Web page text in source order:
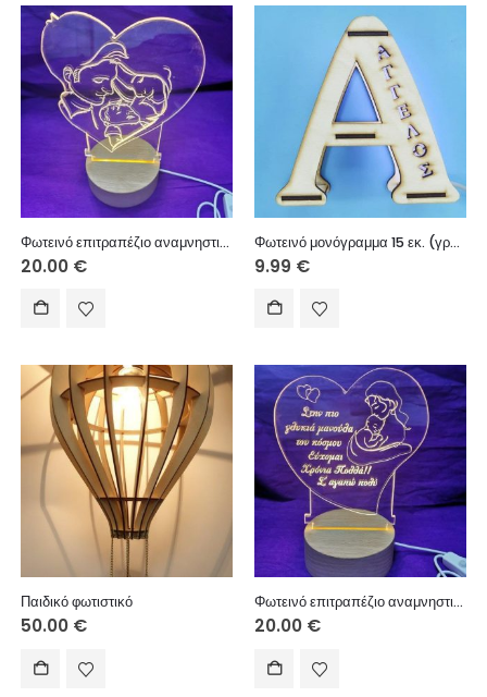
Φωτεινό επιτραπέζιο αναμνηστικό με USB ξύλινη βάση 10 εκ. (κείμενο επιλογής σας)
20.00 €
Φωτεινό μονόγραμμα 15 εκ. (γράμμα επιλογής σας)
9.99 €
Παιδικό φωτιστικό
50.00 €
Φωτεινό επιτραπέζιο αναμνηστικό με USB ξύλινη βάση 10 εκ. (κείμενο επιλογής σας)
20.00 €